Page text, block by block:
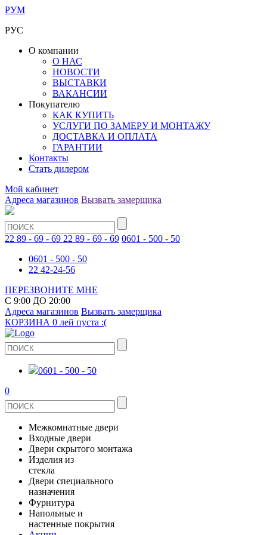
РУМ
РУС
О компании
О НАС
НОВОСТИ
ВЫСТАВКИ
ВАКАНСИИ
Покупателю
КАК КУПИТЬ
УСЛУГИ ПО ЗАМЕРУ И МОНТАЖУ
ДОСТАВКА И ОПЛАТА
ГАРАНТИИ
Контакты
Стать дилером
Мой кабинет
Адреса магазинов Вызвать замерщика
22 89 - 69 - 69 22 89 - 69 - 69 0601 - 500 - 50
0601 - 500 - 50
22 42-24-56
ПЕРЕЗВОНИТЕ МНЕ
С 9:00 ДО 20:00
Адреса магазинов Вызвать замерщика
КОРЗИНА 0 лей пуста :(
0601 - 500 - 50
0
Межкомнатные двери
ШПОНИРОВАНЫЕ
ЭКОШПОН
ИЗ МАССИВА СОСНЫ
Входные двери
МЕТАЛЛИЧЕСКИЕ ДВЕРИ
В КВАРТИРУ
ДЛЯ ДОМА
Двери скрытого монтажа
СТЕКЛЯННЫЕ
ЗЕРКАЛЬНЫЕ
Изделия из
стекла
ДВЕРИ
ДУШЕВЫЕ КАБИНЫ И ПЕРЕГОРОДКИ
Двери специального
назначения
ПРОТИВОПОЖАРНЫЕ
Фурнитура
ДВЕРНЫЕ РУЧКИ
Напольные и
настенные покрытия